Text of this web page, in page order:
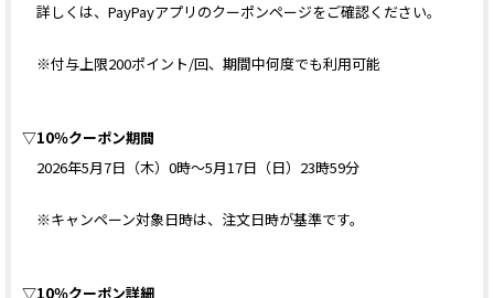
詳しくは、PayPayアプリのクーポンページをご確認ください。
※付与上限200ポイント/回、期間中何度でも利用可能
▽10％クーポン期間
2026年5月7日（木）0時〜5月17日（日）23時59分
※キャンペーン対象日時は、注文日時が基準です。
▽10％クーポン詳細